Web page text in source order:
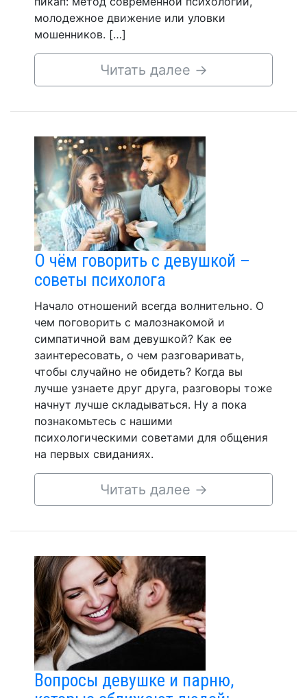
молодежное движение или уловки
мошенников. […]
Читать далее →
О чём говорить с девушкой –
советы психолога
Начало отношений всегда волнительно. О
чем поговорить с малознакомой и
симпатичной вам девушкой? Как ее
заинтересовать, о чем разговаривать,
чтобы случайно не обидеть? Когда вы
лучше узнаете друг друга, разговоры тоже
начнут лучше складываться. Ну а пока
познакомьтесь с нашими
психологическими советами для общения
на первых свиданиях.
Читать далее →
Вопросы девушке и парню,